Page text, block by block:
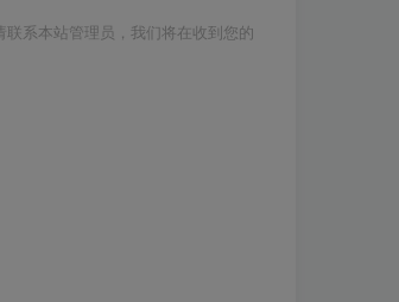
系本站管理员，我们将在收到您的